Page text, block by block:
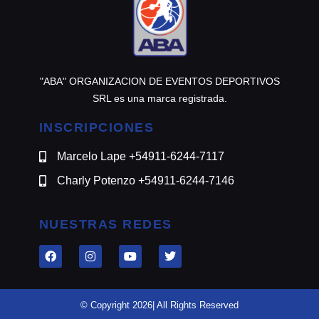
"ABA" ORGANIZACION DE EVENTOS DEPORTIVOS
SRL es una marca registrada.
INSCRIPCIONES
Marcelo Lape +54911-6244-7117
Charly Potenzo +54911-6244-7146
NUESTRAS REDES
© Copyright 2026| All Rights Reserved